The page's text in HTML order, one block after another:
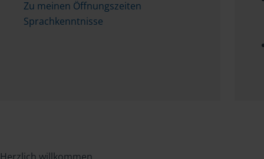
Zu meinen Öffnungszeiten
Sprachkenntnisse